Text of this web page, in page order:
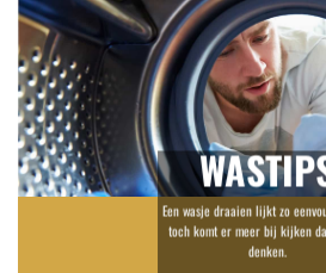
Een wasje draaien lijkt zo
toch komt er meer bij kijken
denken.